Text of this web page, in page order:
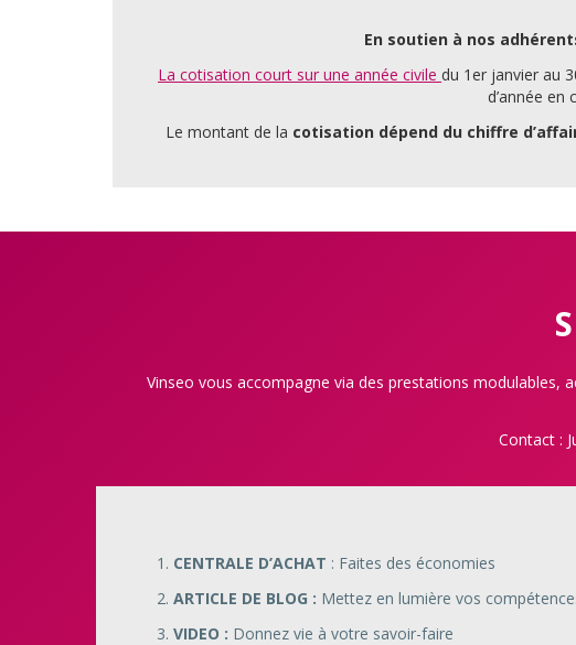
En soutien à nos
La cotisation court sur une année civile du 1er janvier au
d’année en
Le montant de la cotisation dépend du chiffre
Vinseo vous accompagne via des prestations modulables,
Contact :
1. CENTRALE D’ACHAT : Faites des économies
2. ARTICLE DE BLOG : Mettez en lumière vos
3. VIDEO : Donnez vie à votre savoir-faire